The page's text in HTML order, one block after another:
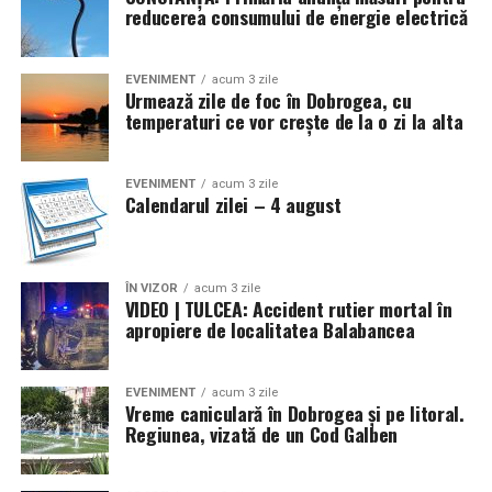
Klass Coating System deține, din 2020, o secție
proprie de reciclare,
unde sunt valorificate atât
deșeurile rezultate din producție, cât și cele provenite
de la partenerii din industria de tâmplărie
termoizolantă.
Activitatea companiei este aliniată la obiectivele de
mediu ale Uniunii Europene, urmărind reducerea
impactului asupra mediului și utilizarea eficientă a
resurselor. Prin reciclarea controlată a PVC-ului,
conform standardelor internaționale, materialele sunt
reintroduse în circuitul de producție, susținând
principiile economiei circulare.
Concluzie
Profilele PVC înfoliate combină estetica, durabilitatea și
protecția materialului cu posibilitatea reală de reciclare.
Deși stratul decorativ poate adăuga un nivel
reducerea consumului de energie electrică
EVENIMENT acum 3 zile
Urmează zile de foc în Dobrogea, cu
temperaturi ce vor crește de la o zi la alta
EVENIMENT acum 3 zile
Calendarul zilei – 4 august
ÎN VIZOR acum 3 zile
VIDEO | TULCEA: Accident rutier mortal în
apropiere de localitatea Balabancea
EVENIMENT acum 3 zile
Vreme caniculară în Dobrogea și pe litoral.
Regiunea, vizată de un Cod Galben